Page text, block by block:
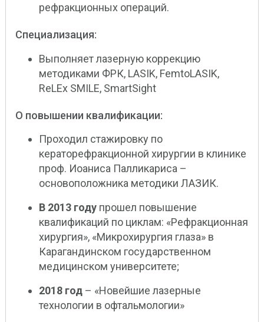
рефракционных операций.
Специализация:
Выполняет лазерную коррекцию
методиками ФРК, LASIK, FemtoLASIK,
ReLEx SMILE, SmartSight
О повышении квалификации:
Проходил стажировку по
кераторефракционной хирургии в клинике
проф. Иоаниса Палликариса –
основоположника методики ЛАЗИК.
В 2013 годупрошел повышение
квалификаций по циклам: «Рефракционная
хирургия», «Микрохирургия глаза» в
Карагандинском государственном
медицинском университете;
2018 год– «Новейшие лазерные
технологии в офтальмологии»